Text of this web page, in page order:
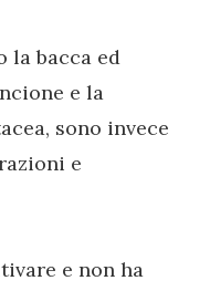
la bacca ed
e la
sono invece
e
e non ha